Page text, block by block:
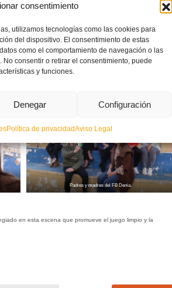
consentimiento
utilizamos tecnologías como las cookies para
del dispositivo. El consentimiento de estas
como el comportamiento de navegación o las
consentir o retirar el consentimiento, puede
y funciones.
Denegar Configuración
Política de privacidadAviso Legal
y el resto de padres y madres que presenciaron la
del juego limpio y la promoción de los valores en el deporte
Padres y madres del FB Denia.
en esta escena que promueve el juego limpio y la